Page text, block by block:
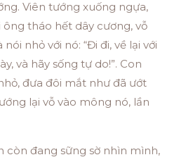
Viên tướng xuống ngựa,
ông tháo hết dây cương, vỗ
nhỏ với nó: “Đi đi, về lại với
và hãy sống tự do!”. Con
đưa đôi mắt như đã ướt
lại vỗ vào mông nó, lần
còn đang sững sờ nhìn mình,